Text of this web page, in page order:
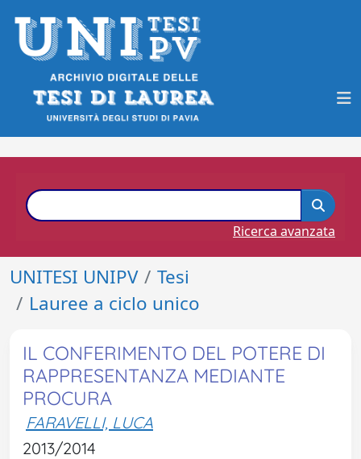
Ricerca avanzata
UNITESI UNIPV
Tesi
Lauree a ciclo unico
IL CONFERIMENTO DEL POTERE DI
RAPPRESENTANZA MEDIANTE
PROCURA
FARAVELLI, LUCA
2013/2014